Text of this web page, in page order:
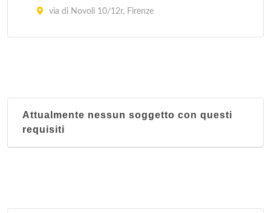
via di Novoli 10/12r, Firenze
Attualmente nessun soggetto con questi
requisiti